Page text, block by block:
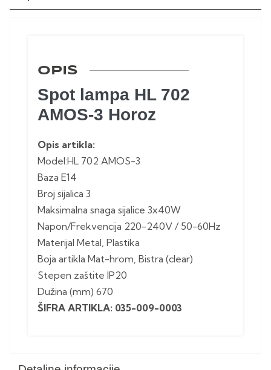
OPIS
Spot lampa HL 702
AMOS-3 Horoz
Opis artikla:
Model:HL 702 AMOS-3
Baza E14
Broj sijalica 3
Maksimalna snaga sijalice 3x40W
Napon/Frekvencija 220-240V / 50-60Hz
Materijal Metal, Plastika
Boja artikla Mat-hrom, Bistra (clear)
Stepen zaštite IP20
Dužina (mm) 670
ŠIFRA ARTIKLA: 035-009-0003